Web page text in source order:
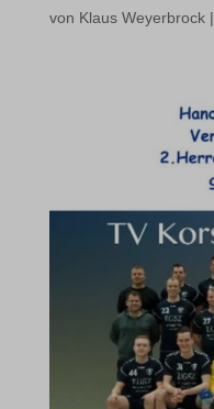
von Klaus Weyerbrock|